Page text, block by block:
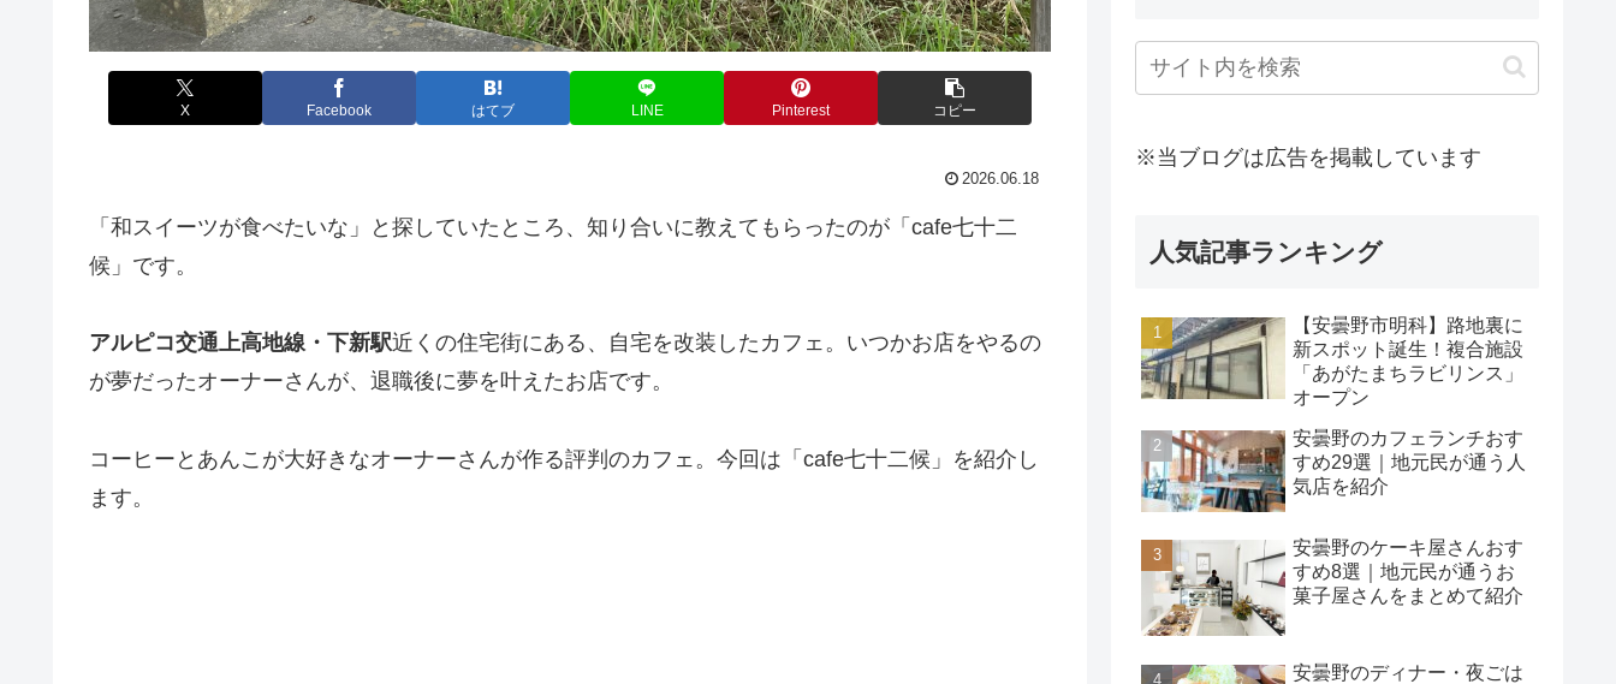
X Facebook はてブ LINE Pinterest コピー
2026.06.18
「和スイーツが食べたいな」と探していたところ、知り合いに教えてもらったのが「cafe七十二
候」です。
アルピコ交通上高地線・下新駅近くの住宅街にある、自宅を改装したカフェ。いつかお店をやるの
が夢だったオーナーさんが、退職後に夢を叶えたお店です。
コーヒーとあんこが大好きなオーナーさんが作る評判のカフェ。今回は「cafe七十二候」を紹介し
ます。
※当ブログは広告を掲載しています
人気記事ランキング
【安曇野市明科】路地裏に
新スポット誕生！複合施設
「あがたまちラビリンス」
オープン
安曇野のカフェランチおす
すめ29選｜地元民が通う人
気店を紹介
安曇野のケーキ屋さんおす
すめ8選｜地元民が通うお
菓子屋さんをまとめて紹介
安曇野のディナー・夜ごは